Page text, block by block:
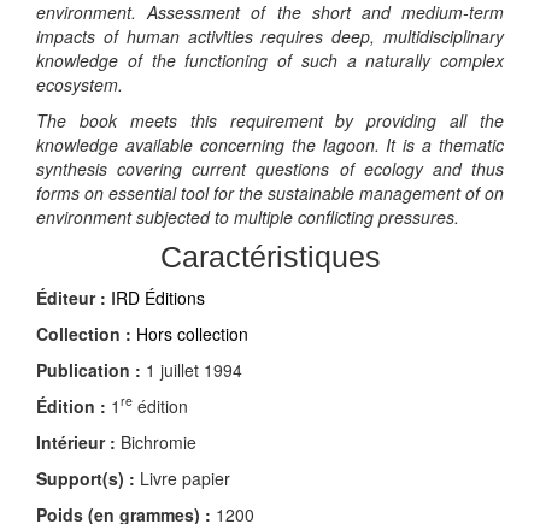
environment. Assessment of the short and medium-term
impacts of human activities requires deep, multidisciplinary
knowledge of the functioning of such a naturally complex
ecosystem.
The book meets this requirement by providing all the
knowledge available concerning the lagoon. It is a thematic
synthesis covering current questions of ecology and thus
forms on essential tool for the sustainable management of on
environment subjected to multiple conflicting pressures.
Caractéristiques
Éditeur : IRD Éditions
Collection : Hors collection
Publication : 1 juillet 1994
Édition : 1 re édition
Intérieur : Bichromie
Support(s) : Livre papier
Poids (en grammes) : 1200